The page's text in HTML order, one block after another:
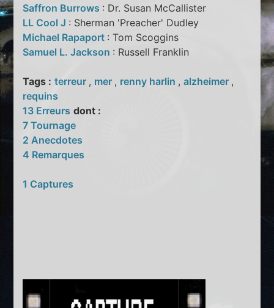
Saffron Burrows : Dr. Susan McCallister
LL Cool J : Sherman 'Preacher' Dudley
Michael Rapaport : Tom Scoggins
Samuel L. Jackson : Russell Franklin
Tags : terreur , mer , renny harlin ,alzheimer ,
requins
13 Erreurs dont :
7 Tournage
2 Anecdotes
4 Remarques
1 Captures